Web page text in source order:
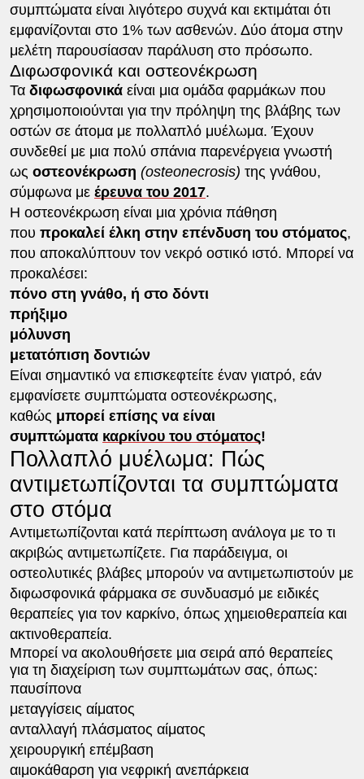
συμπτώματα είναι λιγότερο συχνά και εκτιμάται ότι
εμφανίζονται στο 1% των ασθενών. Δύο άτομα στην
μελέτη παρουσίασαν παράλυση στο πρόσωπο.
Διφωσφονικά και οστεονέκρωση
Τα διφωσφονικάείναι μια ομάδα φαρμάκων που
χρησιμοποιούνται για την πρόληψη της βλάβης των
οστών σε άτομα με πολλαπλό μυέλωμα. Έχουν
συνδεθεί με μια πολύ σπάνια παρενέργεια γνωστή
ως οστεονέκρωση (osteonecrosis) της γνάθου,
σύμφωνα με έρευνα του 2017.
Η οστεονέκρωση είναι μια χρόνια πάθηση
που προκαλεί έλκη στην επένδυση του στόματος,
που αποκαλύπτουν τον νεκρό οστικό ιστό. Μπορεί να
προκαλέσει:
πόνο στη γνάθο, ή στο δόντι
πρήξιμο
μόλυνση
μετατόπιση δοντιών
Είναι σημαντικό να επισκεφτείτε έναν γιατρό, εάν
εμφανίσετε συμπτώματα οστεονέκρωσης,
καθώς μπορεί επίσης να είναι
συμπτώματα καρκίνου του στόματος!
Πολλαπλό μυέλωμα: Πώς
αντιμετωπίζονται τα συμπτώματα
στο στόμα
Αντιμετωπίζονται κατά περίπτωση ανάλογα με το τι
ακριβώς αντιμετωπίζετε. Για παράδειγμα, οι
οστεολυτικές βλάβες μπορούν να αντιμετωπιστούν με
διφωσφονικά φάρμακα σε συνδυασμό με ειδικές
θεραπείες για τον καρκίνο, όπως χημειοθεραπεία και
ακτινοθεραπεία.
Μπορεί να ακολουθήσετε μια σειρά από θεραπείες
για τη διαχείριση των συμπτωμάτων σας, όπως:
παυσίπονα
μεταγγίσεις αίματος
ανταλλαγή πλάσματος αίματος
χειρουργική επέμβαση
αιμοκάθαρση για νεφρική ανεπάρκεια